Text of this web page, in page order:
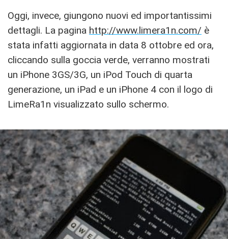
Oggi, invece, giungono nuovi ed importantissimi
dettagli. La pagina http://www.limera1n.com/ è
stata infatti aggiornata in data 8 ottobre ed ora,
cliccando sulla goccia verde, verranno mostrati
un iPhone 3GS/3G, un iPod Touch di quarta
generazione, un iPad e un iPhone 4 con il logo di
LimeRa1n visualizzato sullo schermo.